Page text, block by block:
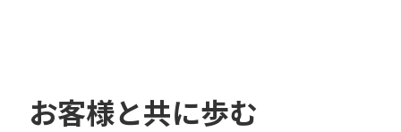
お客様と共に歩む